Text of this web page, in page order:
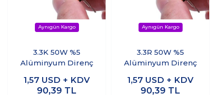
3.3K 50W %5
Alüminyum Direnç
1,57 USD + KDV
90,39 TL
3.3R 50W %5
Alüminyum Direnç
1,57 USD + KDV
90,39 TL